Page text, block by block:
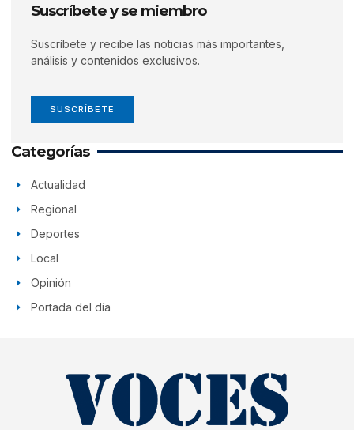
Suscríbete y se miembro
Suscríbete y recibe las noticias más importantes,
análisis y contenidos exclusivos.
SUSCRÍBETE
Categorías
Actualidad
Regional
Deportes
Local
Opinión
Portada del día